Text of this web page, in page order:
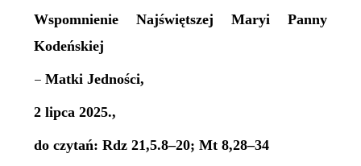
Wspomnienie Najświętszej Maryi Panny
Kodeńskiej
– Matki Jedności,
2 lipca 2025.,
do czytań: Rdz 21,5.8–20; Mt 8,28–34